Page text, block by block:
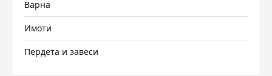
Варна
Имоти
Пердета и завеси